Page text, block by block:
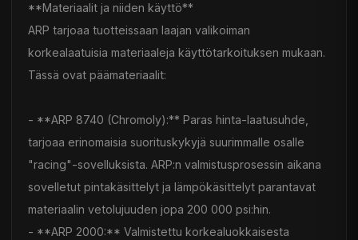
**Materiaalit ja niiden käyttö**
ARP tarjoaa tuotteissaan laajan valikoiman
korkealaatuisia materiaaleja käyttötarkoituksen mukaan.
Tässä ovat päämateriaalit:
- **ARP 8740 (Chromoly):** Paras hinta-laatusuhde,
tarjoaa erinomaisia suorituskykyjä suurimmalle osalle
"racing"-sovelluksista. ARP:n valmistusprosessin aikana
sovelletut pintakäsittelyt ja lämpökäsittelyt parantavat
materiaalin vetolujuuden jopa 200 000 psi:hin.
- **ARP 2000:** Valmistettu korkealuokkaisesta